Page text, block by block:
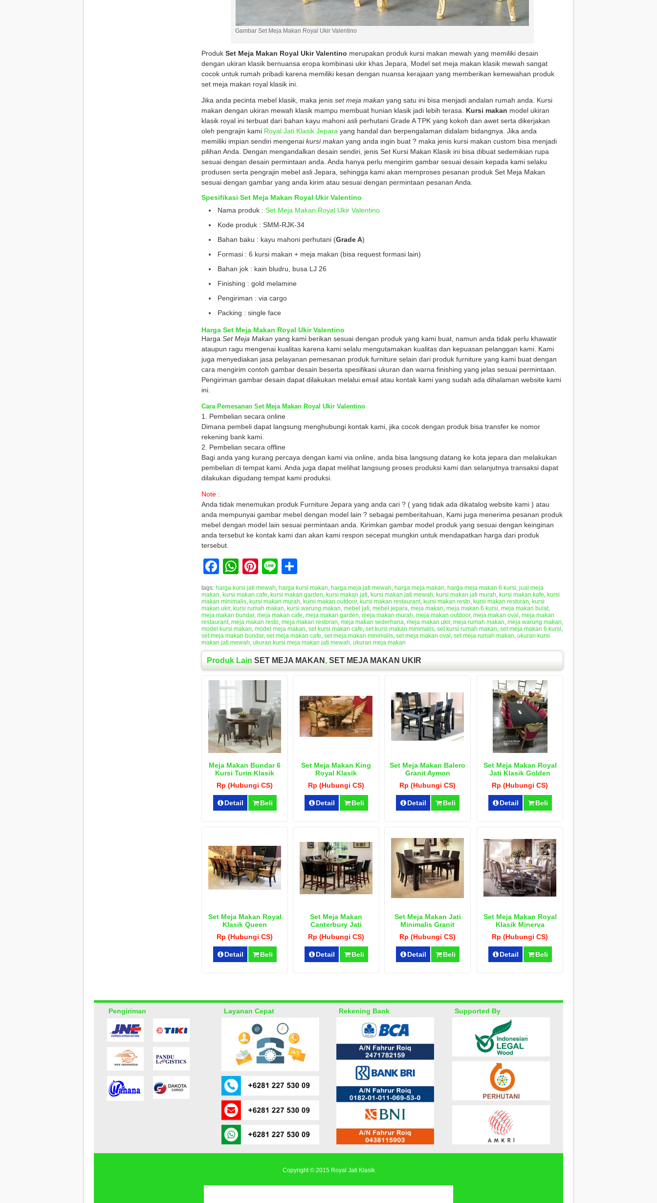
Gambar Set Meja Makan Royal Ukir Valentino
Produk Set Meja Makan Royal Ukir Valentino merupakan produk kursi makan mewah yang memiliki desain
dengan ukiran klasik bernuansa eropa kombinasi ukir khas Jepara, Model set meja makan klasik mewah sangat
cocok untuk rumah pribadi karena memiliki kesan dengan nuansa kerajaan yang memberikan kemewahan produk
set meja makan royal klasik ini.
Jika anda pecinta mebel klasik, maka jenis set meja makan yang satu ini bisa menjadi andalan rumah anda. Kursi
makan dengan ukiran mewah klasik mampu membuat hunian klasik jadi lebih terasa. Kursi makan model ukiran
klasik royal ini terbuat dari bahan kayu mahoni asli perhutani Grade A TPK yang kokoh dan awet serta dikerjakan
oleh pengrajin kami Royal Jati Klasik Jepara yang handal dan berpengalaman didalam bidangnya. Jika anda
memiliki impian sendiri mengenai kursi makan yang anda ingin buat ? maka jenis kursi makan custom bisa menjadi
pilihan Anda. Dengan mengandalkan desain sendiri, jenis Set Kursi Makan Klasik ini bisa dibuat sedemikian rupa
sesuai dengan desain permintaan anda. Anda hanya perlu mengirim gambar sesuai desain kepada kami selaku
produsen serta pengrajin mebel asli Jepara, sehingga kami akan memproses pesanan produk Set Meja Makan
sesuai dengan gambar yang anda kirim atau sesuai dengan permintaan pesanan Anda.
Spesifikasi Set Meja Makan Royal Ukir Valentino
Nama produk : Set Meja Makan Royal Ukir Valentino
Kode produk : SMM-RJK-34
Bahan baku : kayu mahoni perhutani (Grade A)
Formasi : 6 kursi makan + meja makan (bisa request formasi lain)
Bahan jok : kain bludru, busa LJ 26
Finishing : gold melamine
Pengiriman : via cargo
Packing : single face
Harga Set Meja Makan Royal Ukir Valentino
Harga Set Meja Makan yang kami berikan sesuai dengan produk yang kami buat, namun anda tidak perlu khawatir
ataupun ragu mengenai kualitas karena kami selalu mengutamakan kualitas dan kepuasan pelanggan kami. Kami
juga menyediakan jasa pelayanan pemesanan produk furniture selain dari produk furniture yang kami buat dengan
cara mengirim contoh gambar desain beserta spesifikasi ukuran dan warna finishing yang jelas sesuai permintaan.
Pengiriman gambar desain dapat dilakukan melalui email atau kontak kami yang sudah ada dihalaman website kami
ini.
Cara Pemesanan Set Meja Makan Royal Ukir Valentino
1. Pembelian secara online
Dimana pembeli dapat langsung menghubungi kontak kami, jika cocok dengan produk bisa transfer ke nomor
rekening bank kami.
2. Pembelian secara offline
Bagi anda yang kurang percaya dengan kami via online, anda bisa langsung datang ke kota jepara dan melakukan
pembelian di tempat kami. Anda juga dapat melihat langsung proses produksi kami dan selanjutnya transaksi dapat
dilakukan digudang tempat kami produksi.
Note :
Anda tidak menemukan produk Furniture Jepara yang anda cari ? ( yang tidak ada dikatalog website kami ) atau
anda mempunyai gambar mebel dengan model lain ? sebagai pemberitahuan, Kami juga menerima pesanan produk
mebel dengan model lain sesuai permintaan anda. Kirimkan gambar model produk yang sesuai dengan keinginan
anda tersebut ke kontak kami dan akan kami respon secepat mungkin untuk mendapatkan harga dari produk
tersebut.
Facebook
WhatsApp
Pinterest
Line
tags: harga kursi jati mewah, harga kursi makan, harga meja jati mewah, harga meja makan, harga meja makan 6 kursi, jual meja
makan, kursi makan cafe, kursi makan garden, kursi makan jati, kursi makan jati mewah, kursi makan jati murah, kursi makan kafe, kursi
makan minimalis, kursi makan murah, kursi makan outdoor, kursi makan restaurant, kursi makan resto, kursi makan restoran, kursi
makan ukir, kursi rumah makan, kursi warung makan, mebel jati, mebel jepara, meja makan, meja makan 6 kursi, meja makan bulat,
meja makan bundar, meja makan cafe, meja makan garden, meja makan murah, meja makan outdoor, meja makan oval , meja makan
restaurant, meja makan resto, meja makan restoran, meja makan sederhana, meja makan ukir, meja rumah makan, meja warung makan,
model kursi makan, model meja makan, set kursi makan cafe, set kursi makan minimalis, set kursi rumah makan, set meja makan 6 kursi,
set meja makan bundar, set meja makan cafe, set meja makan minimalis, set meja makan oval , set meja rumah makan, ukuran kursi
makan jati mewah, ukuran kursi meja makan jati mewah, ukuran meja makan
Produk Lain SET MEJA MAKAN , SET MEJA MAKAN UKIR
Meja Makan Bundar 6
Kursi Turin Klasik
Rp (Hubungi CS)
Detail Beli
Set Meja Makan King
Royal Klasik
Rp (Hubungi CS)
Detail Beli
Set Meja Makan Balero
Granit Aymon
Rp (Hubungi CS)
Detail Beli
Set Meja Makan Royal
Jati Klasik Golden
Rp (Hubungi CS)
Detail Beli
Set Meja Makan Royal
Klasik Queen
Rp (Hubungi CS)
Detail Beli
Set Meja Makan
Canterbury Jati
Rp (Hubungi CS)
Detail Beli
Set Meja Makan Jati
Minimalis Granit
Rp (Hubungi CS)
Detail Beli
Set Meja Makan Royal
Klasik Minerva
Rp (Hubungi CS)
Detail Beli
Pengiriman Layanan Cepat Rekening Bank Supported By
Copyright © 2015 Royal Jati Klasik